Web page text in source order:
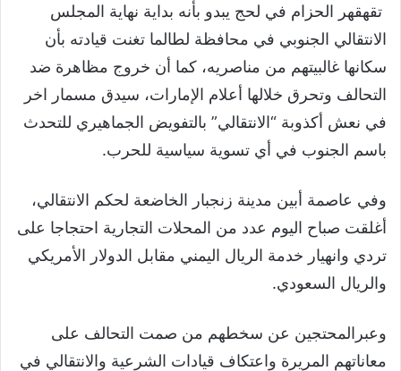
تقهقهر الحزام في لحج يبدو بأنه بداية نهاية المجلس
الانتقالي الجنوبي في محافظة لطالما تغنت قيادته بأن
سكانها غالبيتهم من مناصريه، كما أن خروج مظاهرة ضد
التحالف وتحرق خلالها أعلام الإمارات، سيدق مسمار اخر
في نعش أكذوبة “الانتقالي” بالتفويض الجماهيري للتحدث
باسم الجنوب في أي تسوية سياسية للحرب.
وفي عاصمة أبين مدينة زنجبار الخاضعة لحكم الانتقالي،
أغلقت صباح اليوم عدد من المحلات التجارية احتجاجا على
تردي وانهيار خدمة الريال اليمني مقابل الدولار الأمريكي
والريال السعودي.
وعبرالمحتجين عن سخطهم من صمت التحالف على
معاناتهم المريرة واعتكاف قيادات الشرعية والانتقالي في